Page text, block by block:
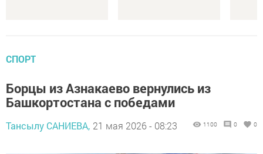
СПОРТ
Борцы из Азнакаево вернулись из
Башкортостана с победами
Тансылу САНИЕВА, 21 мая 2026 - 08:23 1100 0 0